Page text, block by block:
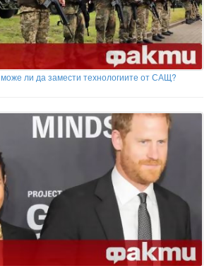
ли да замести технологиите от САЩ?